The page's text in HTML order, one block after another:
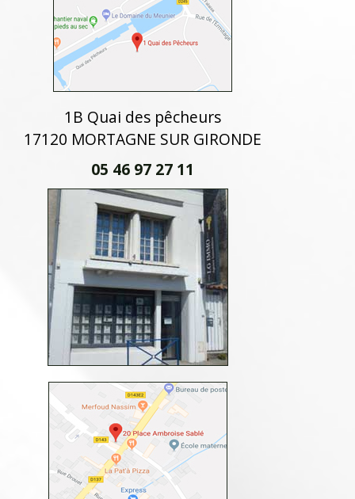
1B Quai des pêcheurs
17120 MORTAGNE SUR GIRONDE
05 46 97 27 11